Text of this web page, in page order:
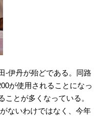
-伊丹が殆どである。同路
が使用されることになっ
とが多くなっている。
ないわけではなく、今年